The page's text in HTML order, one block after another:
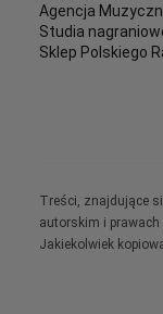
Agencja
Studia
Sklep Polskiego
Treści, znajdujące
autorskim i prawach
Jakiekolwiek